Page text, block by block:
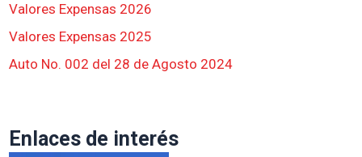
Valores Expensas 2026
Valores Expensas 2025
Auto No. 002 del 28 de Agosto 2024
Enlaces de interés